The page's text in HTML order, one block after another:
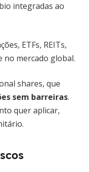
integradas ao
ETFs, REITs,
mercado global.
shares, que
sem barreiras.
quer aplicar,